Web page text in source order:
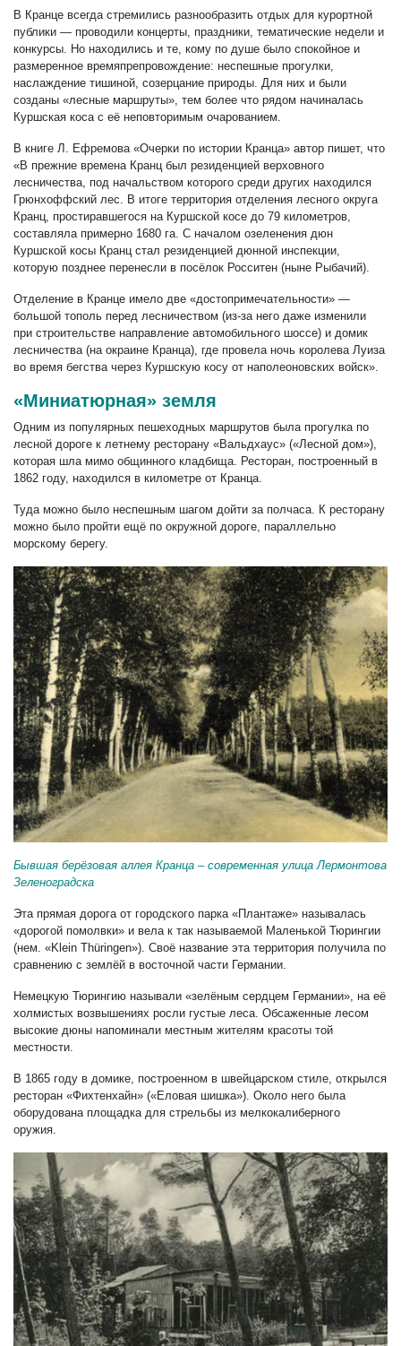
В Кранце всегда стремились разнообразить отдых для курортной
публики — проводили концерты, праздники, тематические недели и
конкурсы. Но находились и те, кому по душе было спокойное и
размеренное времяпрепровождение: неспешные прогулки,
наслаждение тишиной, созерцание природы. Для них и были
созданы «лесные маршруты», тем более что рядом начиналась
Куршская коса с её неповторимым очарованием.
В книге Л. Ефремова «Очерки по истории Кранца» автор пишет, что
«В прежние времена Кранц был резиденцией верховного
лесничества, под начальством которого среди других находился
Грюнхоффский лес. В итоге территория отделения лесного округа
Кранц, простиравшегося на Куршской косе до 79 километров,
составляла примерно 1680 га. С началом озеленения дюн
Куршской косы Кранц стал резиденцией дюнной инспекции,
которую позднее перенесли в посёлок Росситен (ныне Рыбачий).
Отделение в Кранце имело две «достопримечательности» —
большой тополь перед лесничеством (из-за него даже изменили
при строительстве направление автомобильного шоссе) и домик
лесничества (на окраине Кранца), где провела ночь королева Луиза
во время бегства через Куршскую косу от наполеоновских войск».
«Миниатюрная» земля
Одним из популярных пешеходных маршрутов была прогулка по
лесной дороге к летнему ресторану «Вальдхаус» («Лесной дом»),
которая шла мимо общинного кладбища. Ресторан, построенный в
1862 году, находился в километре от Кранца.
Туда можно было неспешным шагом дойти за полчаса. К ресторану
можно было пройти ещё по окружной дороге, параллельно
морскому берегу.
Бывшая берёзовая аллея Кранца – современная улица Лермонтова
Зеленоградска
Эта прямая дорога от городского парка «Плантаже» называлась
«дорогой помолвки» и вела к так называемой Маленькой Тюрингии
(нем. «Klein Thüringen»). Своё название эта территория получила по
сравнению с землёй в восточной части Германии.
Немецкую Тюрингию называли «зелёным сердцем Германии», на её
холмистых возвышениях росли густые леса. Обсаженные лесом
высокие дюны напоминали местным жителям красоты той
местности.
В 1865 году в домике, построенном в швейцарском стиле, открылся
ресторан «Фихтенхайн» («Еловая шишка»). Около него была
оборудована площадка для стрельбы из мелкокалиберного
оружия.